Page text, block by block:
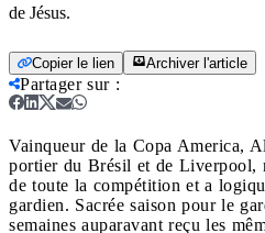
de Jésus.
Copier le lien Archiver l'article
Partager sur:
Vainqueur de la Copa America,
portier du Brésil et de Liverpool,
de toute la compétition et a
gardien. Sacrée saison pour le
semaines auparavant reçu les